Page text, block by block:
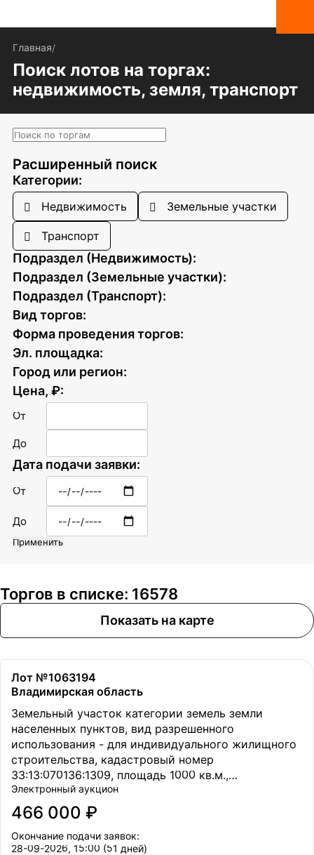
Главная/
Поиск лотов на торгах:
недвижимость, земля, транспорт
Расширенный поиск
Категории:
Недвижимость Земельные участки
Транспорт
Подраздел (Недвижимость):
Подраздел (Земельные участки):
Подраздел (Транспорт):
Вид торгов:
Форма проведения торгов:
Эл. площадка:
Город или регион:
Цена, ₽:
От
До
Дата подачи заявки:
От
До
Применить
Торгов в списке: 16578
Показать на карте
Лот №1063194
Владимирская область
Земельный участок категории земель земли
населенных пунктов, вид разрешенного
использования - для индивидуального жилищного
строительства, кадастровый номер
33:13:070136:1309, площадь 1000 кв.м.,
местоположение Владимирская обл., Петушинский
р-н., МО Петушинское (сельское поселение), в 50
метрах восточнее д. Старое Аннино.
Электронный аукцион
466 000 ₽
Окончание подачи заявок:
28-09-2026, 15:00 (51 дней)